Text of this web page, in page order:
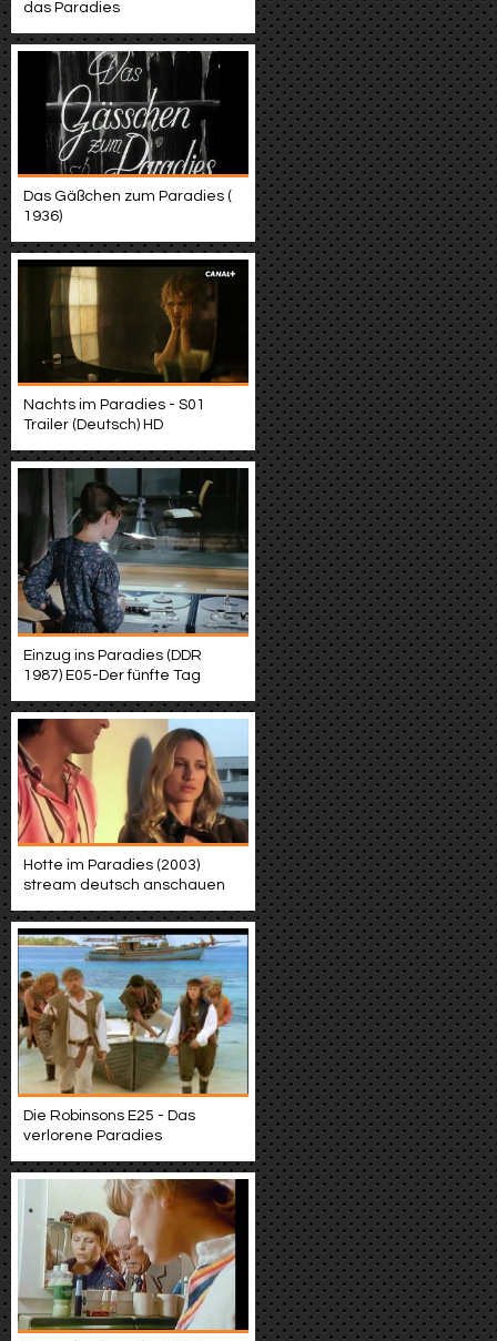
das Paradies
Das Gäßchen zum Paradies (
1936)
Nachts im Paradies - S01
Trailer (Deutsch) HD
Einzug ins Paradies (DDR
1987) E05-Der fünfte Tag
Hotte im Paradies (2003)
stream deutsch anschauen
Die Robinsons E25 - Das
verlorene Paradies